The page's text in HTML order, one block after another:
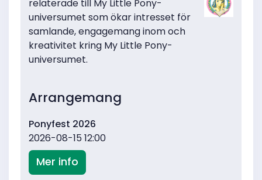
relaterade till My Little Pony-
universumet som ökar intresset för
samlande, engagemang inom och
kreativitet kring My Little Pony-
universumet.
Arrangemang
Ponyfest 2026
2026-08-15 12:00
Mer info